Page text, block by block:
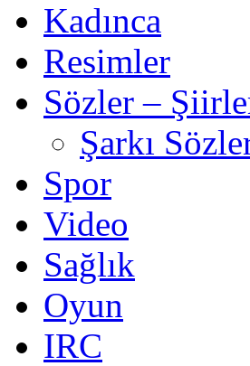
Kadınca
Resimler
Sözler –
Şarkı
Spor
Video
Sağlık
Oyun
IRC